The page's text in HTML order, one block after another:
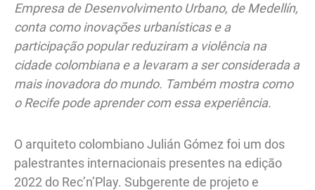
Empresa de Desenvolvimento Urbano, de Medellín,
conta como inovações urbanísticas e a
participação popular reduziram a violência na
cidade colombiana e a levaram a ser considerada a
mais inovadora do mundo. Também mostra como
o Recife pode aprender com essa experiência.
O arquiteto colombiano Julián Gómez foi um dos
palestrantes internacionais presentes na edição
2022 do Rec’n’Play. Subgerente de projeto e